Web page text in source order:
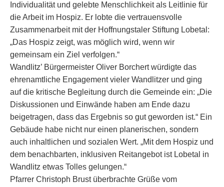
Individualität und gelebte Menschlichkeit als Leitlinie für
die Arbeit im Hospiz. Er lobte die vertrauensvolle
Zusammenarbeit mit der Hoffnungstaler Stiftung Lobetal:
„Das Hospiz zeigt, was möglich wird, wenn wir
gemeinsam ein Ziel verfolgen.“
Wandlitz’ Bürgermeister Oliver Borchert würdigte das
ehrenamtliche Engagement vieler Wandlitzer und ging
auf die kritische Begleitung durch die Gemeinde ein: „Die
Diskussionen und Einwände haben am Ende dazu
beigetragen, dass das Ergebnis so gut geworden ist.“ Ein
Gebäude habe nicht nur einen planerischen, sondern
auch inhaltlichen und sozialen Wert. „Mit dem Hospiz und
dem benachbarten, inklusiven Reitangebot ist Lobetal in
Wandlitz etwas Tolles gelungen.“
Pfarrer Christoph Brust überbrachte Grüße vom